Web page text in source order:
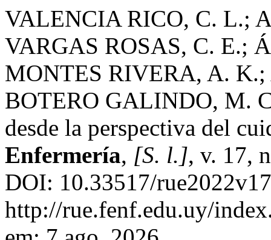
VALENCIA RICO, C. L.;
VARGAS ROSAS, C. E.;
MONTES RIVERA, A.
BOTERO GALINDO, M.
desde la perspectiva del
Enfermería, [S. l.], v. 17,
DOI: 10.33517/
http://rue.fenf.edu.uy/